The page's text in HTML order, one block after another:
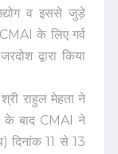
व इससे जुड़े
के लिए गर्व
द्वारा किया
राहुल मेहता ने
के बाद CMAI ने
दिनांक 11 से 13